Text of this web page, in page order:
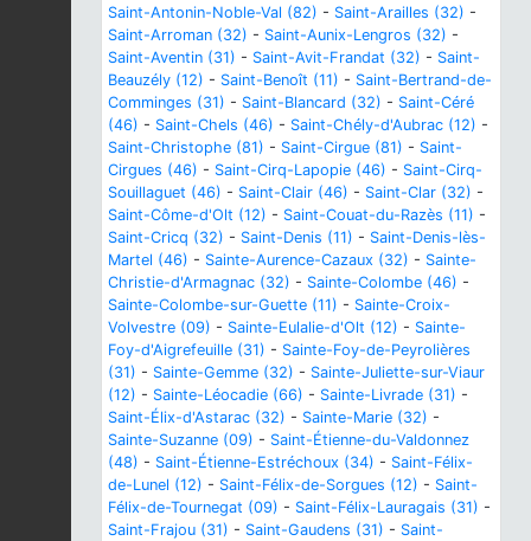
Saint-Antonin-Noble-Val (82) - Saint-Arailles (32) -
Saint-Arroman (32) - Saint-Aunix-Lengros (32) -
Saint-Aventin (31) - Saint-Avit-Frandat (32) - Saint-
Beauzély (12) - Saint-Benoît (11) - Saint-Bertrand-de-
Comminges (31) - Saint-Blancard (32) - Saint-Céré
(46) - Saint-Chels (46) - Saint-Chély-d'Aubrac (12) -
Saint-Christophe (81) - Saint-Cirgue (81) - Saint-
Cirgues (46) - Saint-Cirq-Lapopie (46) - Saint-Cirq-
Souillaguet (46) - Saint-Clair (46) - Saint-Clar (32) -
Saint-Côme-d'Olt (12) - Saint-Couat-du-Razès (11) -
Saint-Cricq (32) - Saint-Denis (11) - Saint-Denis-lès-
Martel (46) - Sainte-Aurence-Cazaux (32) - Sainte-
Christie-d'Armagnac (32) - Sainte-Colombe (46) -
Sainte-Colombe-sur-Guette (11) - Sainte-Croix-
Volvestre (09) - Sainte-Eulalie-d'Olt (12) - Sainte-
Foy-d'Aigrefeuille (31) - Sainte-Foy-de-Peyrolières
(31) - Sainte-Gemme (32) - Sainte-Juliette-sur-Viaur
(12) - Sainte-Léocadie (66) - Sainte-Livrade (31) -
Saint-Élix-d'Astarac (32) - Sainte-Marie (32) -
Sainte-Suzanne (09) - Saint-Étienne-du-Valdonnez
(48) - Saint-Étienne-Estréchoux (34) - Saint-Félix-
de-Lunel (12) - Saint-Félix-de-Sorgues (12) - Saint-
Félix-de-Tournegat (09) - Saint-Félix-Lauragais (31) -
Saint-Frajou (31) - Saint-Gaudens (31) - Saint-